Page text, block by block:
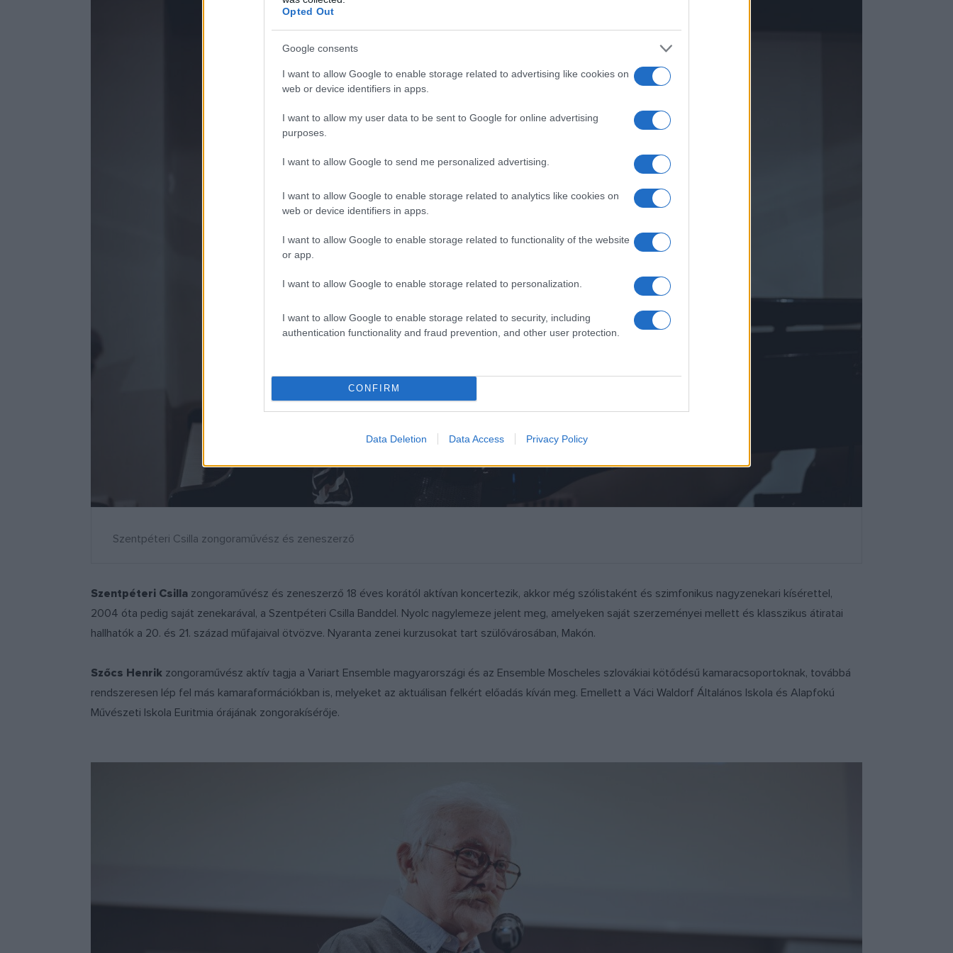
Opted Out
Google consents
I want to allow Google to enable storage related to advertising like cookies on
web or device identifiers in apps.
I want to allow my user data to be sent to Google for online advertising
purposes.
I want to allow Google to send me personalized advertising.
I want to allow Google to enable storage related to analytics like cookies on
web or device identifiers in apps.
I want to allow Google to enable storage related to functionality of the website
or app.
I want to allow Google to enable storage related to personalization.
I want to allow Google to enable storage related to security, including
authentication functionality and fraud prevention, and other user protection.
CONFIRM
Data Deletion Data Access Privacy Policy
Szentpéteri Csilla zongoraművész és zeneszerző
Szentpéteri Csilla zongoraművész és zeneszerző 18 éves korától aktívan koncertezik, akkor még szólistaként és szimfonikus nagyzenekari kísérettel,
2004 óta pedig saját zenekarával, a Szentpéteri Csilla Banddel. Nyolc nagylemeze jelent meg, amelyeken saját szerzeményei mellett és klasszikus átiratai
hallhatók a 20. és 21. század műfajaival ötvözve. Nyaranta zenei kurzusokat tart szülővárosában, Makón.
Szőcs Henrik zongoraművész aktív tagja a Variart Ensemble magyarországi és az Ensemble Moscheles szlovákiai kötődésű kamaracsoportoknak, továbbá
rendszeresen lép fel más kamaraformációkban is, melyeket az aktuálisan felkért előadás kíván meg. Emellett a Váci Waldorf Általános Iskola és Alapfokú
Művészeti Iskola Euritmia órájának zongorakísérője.